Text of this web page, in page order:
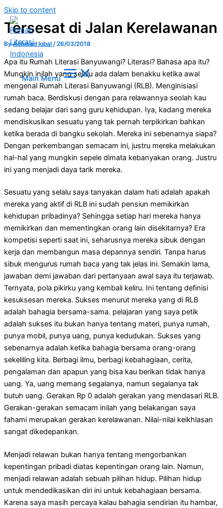
Skip to content
Main Menu
Tersesat di Jalan Kerelawanan
ByAchmad Iqbal /26/03/2018
Apa itu Rumah Literasi Banyuwangi? Literasi? Bahasa apa itu?
Mungkin inilah yang selalu ada dalam benakku ketika awal
mengenal Rumah Literasi Banyuwangi (RLB). Menginisiasi
rumah baca. Berdiskusi dengan para relawannya seolah kau
sedang belajar dari sang guru kehidupan. Iya, kadang mereka
mendiskusikan sesuatu yang tak pernah terpikirkan bahkan
ketika berada di bangku sekolah. Mereka ini sebenarnya siapa?
Dengan perkembangan semacam ini, justru mereka melakukan
hal-hal yang mungkin sepele dimata kebanyakan orang. Justru
ini yang menjadi daya tarik mereka.
Sesuatu yang selalu saya tanyakan dalam hati adalah apakah
mereka yang aktif di RLB ini sudah pensiun memikirkan
kehidupan pribadinya? Sehingga setiap hari mereka hanya
memikirkan dan mementingkan orang lain disekitarnya? Era
kompetisi seperti saat ini, seharusnya mereka sibuk dengan
kerja dan membangun masa depannya sendiri. Tanpa harus
sibuk mengurus rumah baca yang tak jelas ini. Semakin lama,
jawaban demi jawaban dari pertanyaan awal saya itu terjawab.
Ternyata, pola pikirku yang kembali keliru. Ini tentang definisi
kesuksesan mereka. Sukses menurut mereka yang di RLB
adalah bahagia bersama-sama. pelajaran yang saya petik
adalah sukses itu bukan hanya tentang materi, punya rumah,
punya mobil, punya uang, punya kedudukan. Sukses yang
sebenarnya adalah ketika bahagia bersama orang-orang
sekeliling kita. Berbagi ilmu, berbagi kebahagiaan, cerita,
pengalaman dan apapun yang bisa kau berikan tidak hanya
uang. Ya, uang memang segalanya, namun segalanya tak
butuh uang. Gerakan Rp 0 adalah gerakan yang mendasari RLB.
Gerakan-gerakan semacam inilah yang belakangan saya
fahami merupakan gerakan kerelawanan. Nilai-nilai keikhlasan
sangat dikedepankan.
Menjadi relawan bukan hanya tentang mengorbankan
kepentingan pribadi diatas kepentingan orang lain. Namun,
menjadi relawan adalah sebuah pilihan hidup. Pilihan hidup
untuk mendedikasikan diri ini untuk kebahagiaan bersama.
Karena saya masih percaya kalau bahagia sendirian itu hambar,